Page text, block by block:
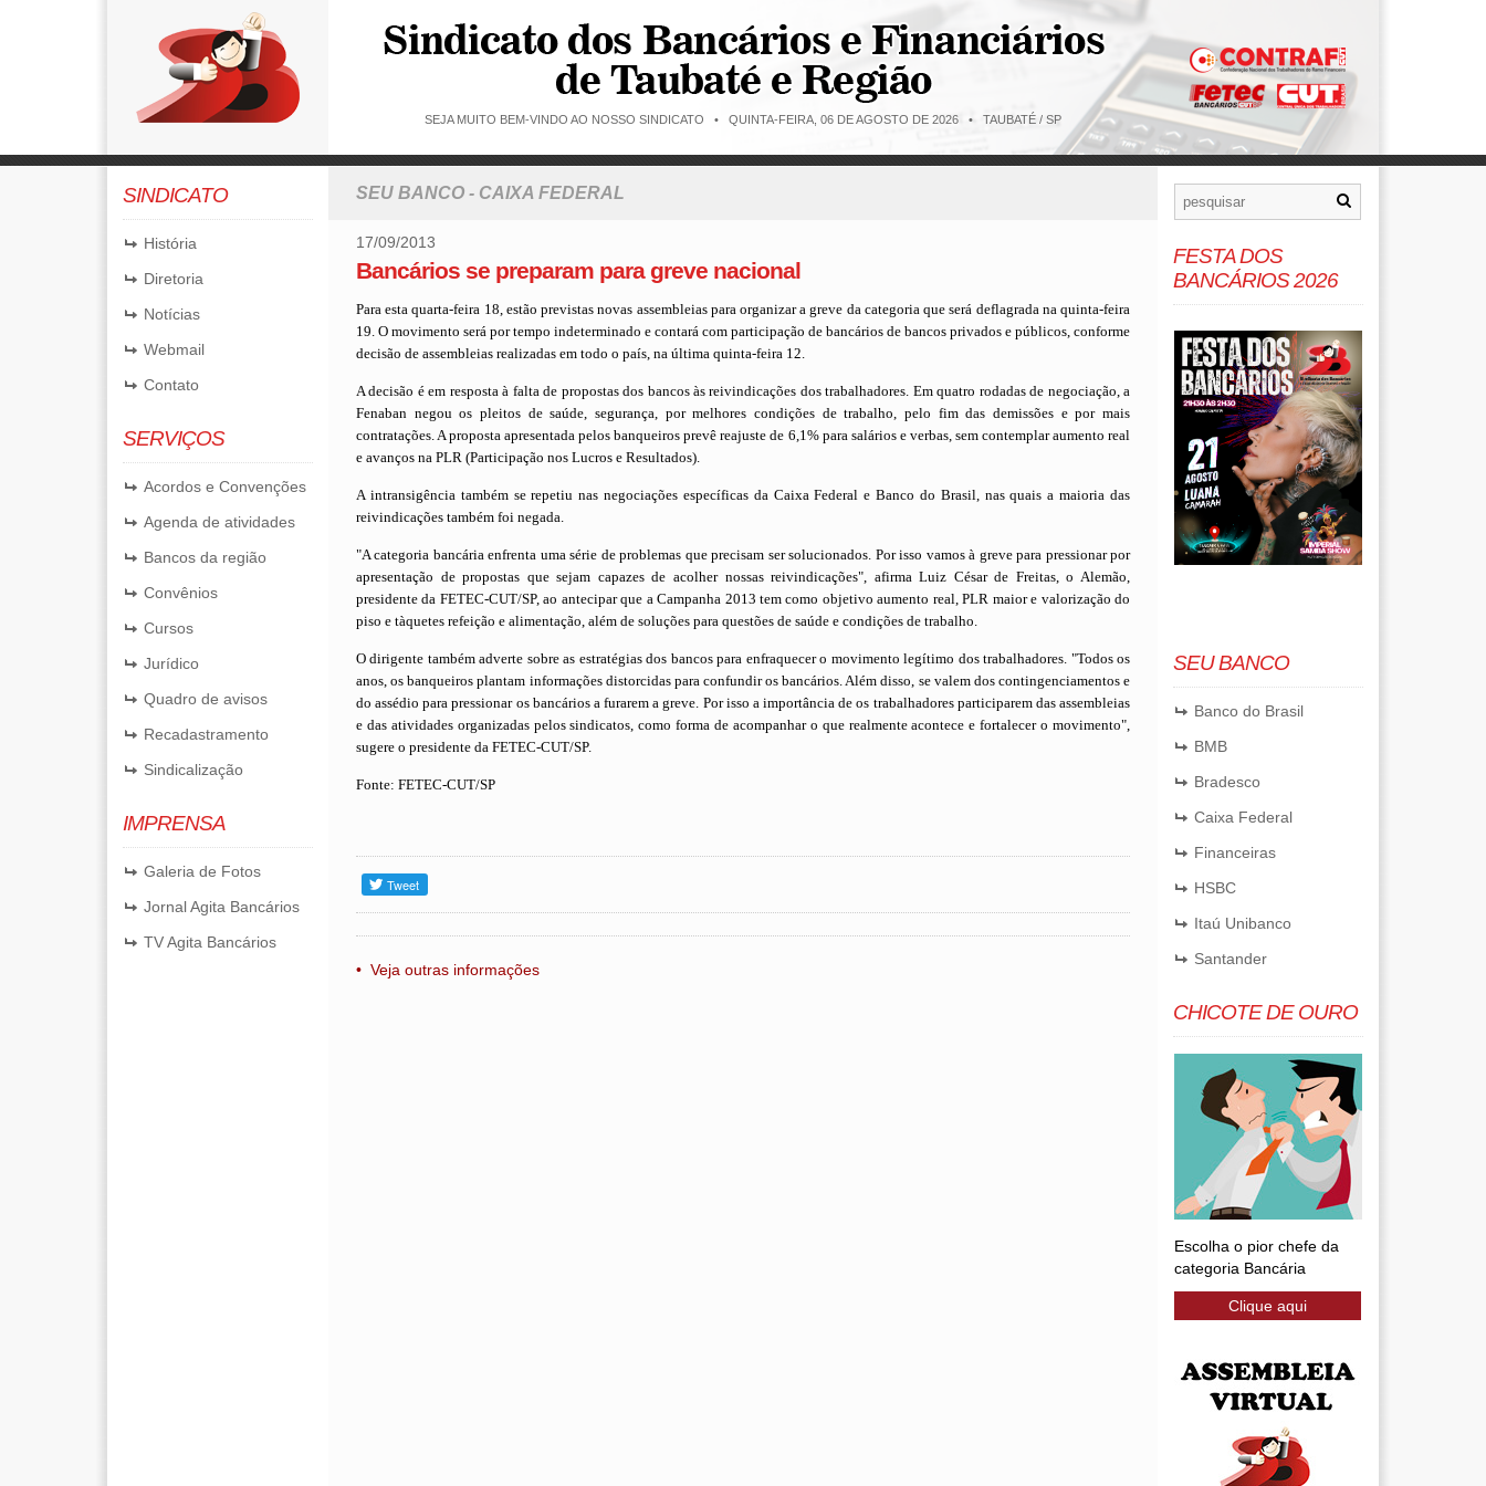
SEJA MUITO BEM-VINDO AO NOSSO SINDICATO • QUINTA-FEIRA, 06 DE AGOSTO DE 2026 • TAUBATÉ / SP
SINDICATO
História
Diretoria
Notícias
Webmail
Contato
SERVIÇOS
Acordos e Convenções
Agenda de atividades
Bancos da região
Convênios
Cursos
Jurídico
Quadro de avisos
Recadastramento
Sindicalização
IMPRENSA
Galeria de Fotos
Jornal Agita Bancários
TV Agita Bancários
SEU BANCO - CAIXA FEDERAL
17/09/2013
Bancários se preparam para greve nacional
Para esta quarta-feira 18, estão previstas novas assembleias para organizar a greve da categoria que será deflagrada na quinta-feira
19. O movimento será por tempo indeterminado e contará com participação de bancários de bancos privados e públicos, conforme
decisão de assembleias realizadas em todo o país, na última quinta-feira 12.
A decisão é em resposta à falta de propostas dos bancos às reivindicações dos trabalhadores. Em quatro rodadas de negociação, a
Fenaban negou os pleitos de saúde, segurança, por melhores condições de trabalho, pelo fim das demissões e por mais
contratações. A proposta apresentada pelos banqueiros prevê reajuste de 6,1% para salários e verbas, sem contemplar aumento real
e avanços na PLR (Participação nos Lucros e Resultados).
A intransigência também se repetiu nas negociações específicas da Caixa Federal e Banco do Brasil, nas quais a maioria das
reivindicações também foi negada.
"A categoria bancária enfrenta uma série de problemas que precisam ser solucionados. Por isso vamos à greve para pressionar por
apresentação de propostas que sejam capazes de acolher nossas reivindicações", afirma Luiz César de Freitas, o Alemão,
presidente da FETEC-CUT/SP, ao antecipar que a Campanha 2013 tem como objetivo aumento real, PLR maior e valorização do
piso e tà­quetes refeição e alimentação, além de soluções para questões de saúde e condições de trabalho.
O dirigente também adverte sobre as estratégias dos bancos para enfraquecer o movimento legítimo dos trabalhadores. "Todos os
anos, os banqueiros plantam informações distorcidas para confundir os bancários. Além disso, se valem dos contingenciamentos e
do assédio para pressionar os bancários a furarem a greve. Por isso a importância de os trabalhadores participarem das assembleias
e das atividades organizadas pelos sindicatos, como forma de acompanhar o que realmente acontece e fortalecer o movimento",
sugere o presidente da FETEC-CUT/SP.
Fonte: FETEC-CUT/SP
• Veja outras informações
FESTA DOS
BANCÁRIOS 2026
SEU BANCO
Banco do Brasil
BMB
Bradesco
Caixa Federal
Financeiras
HSBC
Itaú Unibanco
Santander
CHICOTE DE OURO
Escolha o pior chefe da
categoria Bancária
Clique aqui